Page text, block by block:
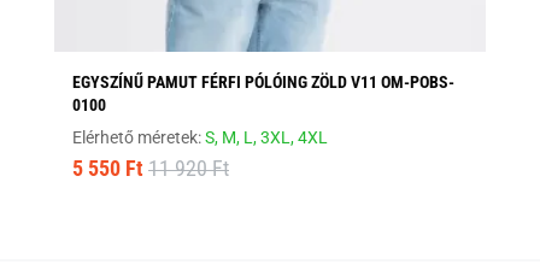
EGYSZÍNŰ PAMUT FÉRFI PÓLÓING ZÖLD V11 OM-POBS-
0100
Elérhető méretek:S, M, L,3XL,4XL
5 550 Ft 11 920 Ft